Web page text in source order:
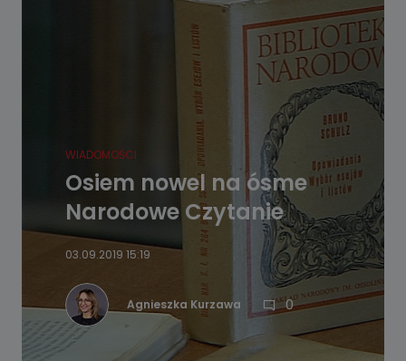
WIADOMOŚCI
Osiem nowel na ósme
Narodowe Czytanie
03.09.2019 15:19
Agnieszka Kurzawa 0